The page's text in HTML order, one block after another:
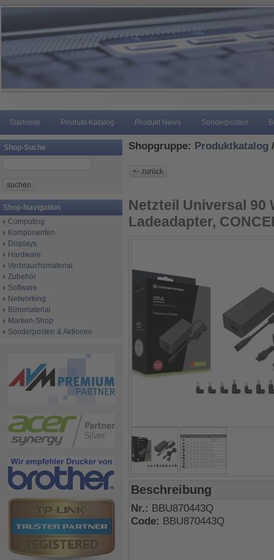
Startseite Produkt-Katalog Produkt News Sonderposten
Shop-Suche
Shop-Navigation
Computing
Komponenten
Displays
Hardware
Verbrauchsmaterial
Zubehör
Software
Networking
Büromaterial
Marken-Shop
Sonderposten & Aktionen
Shopgruppe: Produktkatalog
Netzteil Universal 90
Ladeadapter,
Beschreibung
Nr.: BBU870443Q
Code: BBU870443Q